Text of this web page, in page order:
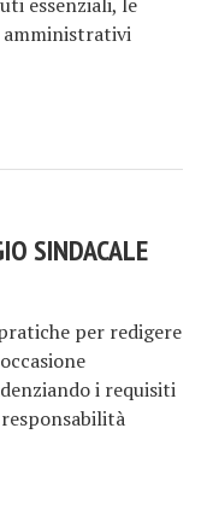
SINDACALE
per redigere
i requisiti